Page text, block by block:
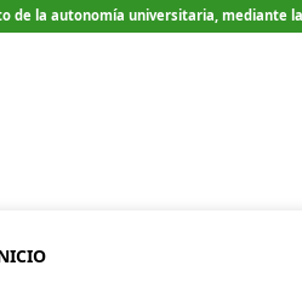
de la autonomía universitaria, mediante